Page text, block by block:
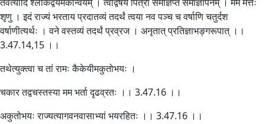
शृणु । इदं राज्यं भरताय प्रदातव्यं तदर्थं त्वया नव पञ्च च वर्षाणि चतुर्दश
वर्षाणीत्यर्थः । वने वस्तव्यं तदर्थं प्रव्रज । अनृतात् प्रतिज्ञाभङ्गरूपात् ।।
3.47.14,15 ।।
तथेत्युक्त्वा च तां रामः कैकेयीमकुतोभयः ।
चकार तद्वचस्तस्या मम भर्ता दृढव्रतः ।। 3.47.16 ।।
अकुतोभयः राज्यत्यागवनवासाभ्यां भयरहितः ।। 3.47.16 ।।